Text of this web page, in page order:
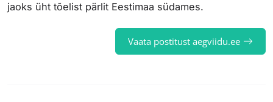
jaoks üht tõelist pärlit Eestimaa südames.
Vaata postitust aegviidu.ee